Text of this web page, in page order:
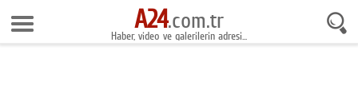
9 Ağustos 2026 9:54:45
Anasayfa
A24.com.tr
Haber, video ve galerilerin adresi...